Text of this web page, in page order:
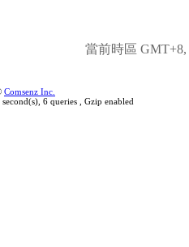
當前時區 GMT+8,
Comsenz Inc.
6 queries , Gzip enabled